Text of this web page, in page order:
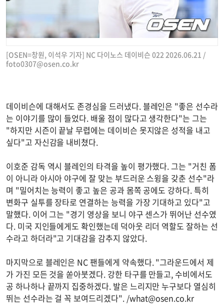
[OSEN=창원, 이석우 기자] NC 다이노스 데이비슨 022 2026.06.21 /
foto0307@osen.co.kr
데이비슨에 대해서도 존경심을 드러냈다. 블레인은 "좋은 선수라
는 이야기를 많이 들었다. 배울 점이 많다고 생각한다"는 그는
"하지만 시즌이 끝날 무렵에는 데이비슨 못지않은 성적을 내고
싶다"고 자신감을 내비쳤다.
이호준 감독 역시 블레인의 타격을 높이 평가했다. 그는 "거친 폼
이 아니라 아시아 야구에 잘 맞는 부드러운 스윙을 갖춘 선수"라
며 "밀어치는 능력이 좋고 높은 공과 몸쪽 공에도 강하다. 특히
변화구 실투를 장타로 연결하는 능력을 가장 기대하고 있다"고
말했다. 이어 그는 "경기 영상을 보니 야구 센스가 뛰어난 선수였
다. 미국 지인들에게도 확인했는데 덕아웃 리더 역할도 잘하는 선
수라고 하더라"고 기대감을 감추지 않았다.
마지막으로 블레인은 NC 팬들에게 약속했다. "그라운드에서 제
가 가진 모든 것을 쏟아붓겠다. 강한 타구를 만들고, 수비에서도
공 하나하나 끝까지 집중하겠다. 발은 느리지만 누구보다 열심히
뛰는 선수라는 걸 꼭 보여드리겠다". /what@osen.co.kr